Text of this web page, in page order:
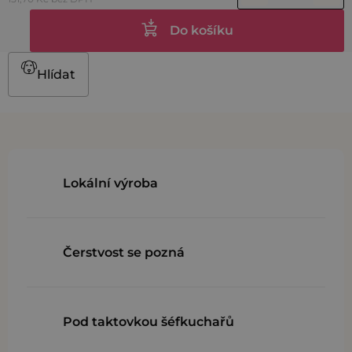
Do košíku
Hlídat
Lokální výroba
Čerstvost se pozná
Pod taktovkou šéfkuchařů